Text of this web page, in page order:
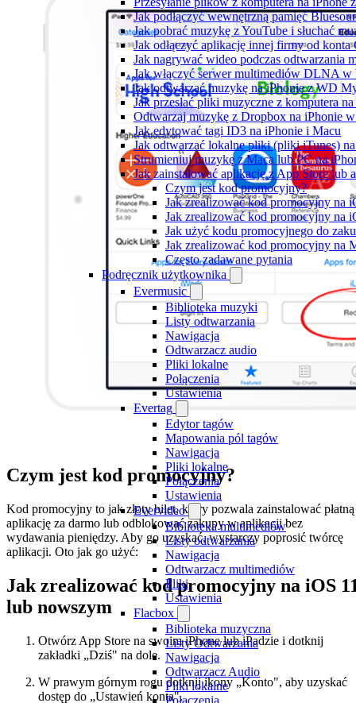
Jak podłączyć wewnętrzną pamięć
Jak pobrać muzykę z YouTube i słuchać
Jak odłączyć aplikację innej firmy od konta
Jak nagrywać wideo podczas odtwarzania
Jak włączyć serwer multimediów DLNA
Jak odtwarzać muzykę na iPhonie z WD
Jak przesłać pliki muzyczne z komputera
Odtwarzaj muzykę z Dropbox na iPhonie
Jak edytować tagi ID3 na iPhonie i Macu
Jak odtwarzać lokalne pliki (pliki iTunes)
Strumieniuj muzykę z Maca lub PC na
Jak zainstalować aplikację z App Store
Czym jest kod promocyjny?
Jak zrealizować kod promocyjny na
Jak zrealizować kod promocyjny na
Jak użyć kodu promocyjnego do
Jak zrealizować kod promocyjny na
Często zadawane pytania
Podręcznik użytkownika
Evermusic
Biblioteka muzyki
Listy odtwarzania
Nawigacja
Odtwarzacz audio
Pliki lokalne
Połączenia
Ustawienia
Evertag
Edytor tagów
Mapowania pól tagów
Nawigacja
Pliki lokalne
Połączenia
Ustawienia
Evervideo
Biblioteka multimediów
Listy odtwarzania
Nawigacja
Odtwarzacz multimediów
Pliki
Ustawienia
Flacbox
Biblioteka muzyczna
Listy Odtwarzania
Nawigacja
Odtwarzacz Audio
Pliki lokalne
Połączenia
Czym jest kod promocyjny?
Kod promocyjny to jak złoty bilet, który pozwala zainstalować płatną
aplikację za darmo lub odblokować zakupy w aplikacji bez
wydawania pieniędzy. Aby go uzyskać, wystarczy poprosić twórcę
aplikacji. Oto jak go użyć:
Jak zrealizować kod promocyjny na iOS
lub nowszym
Otwórz App Store na swoim iPhone lub iPadzie i dotknij
zakładki „Dziś" na dole.
W prawym górnym rogu dotknij ikony „Konto", aby uzyskać
dostęp do „Ustawień konta".